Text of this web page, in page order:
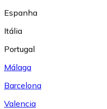
Espanha
Itália
Portugal
Málaga
Barcelona
Valencia